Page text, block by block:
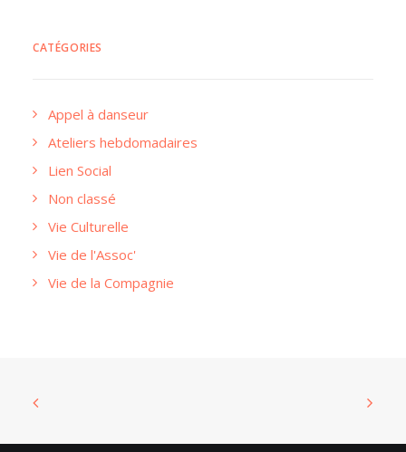
CATÉGORIES
Appel à danseur
Ateliers hebdomadaires
Lien Social
Non classé
Vie Culturelle
Vie de l'Assoc'
Vie de la Compagnie